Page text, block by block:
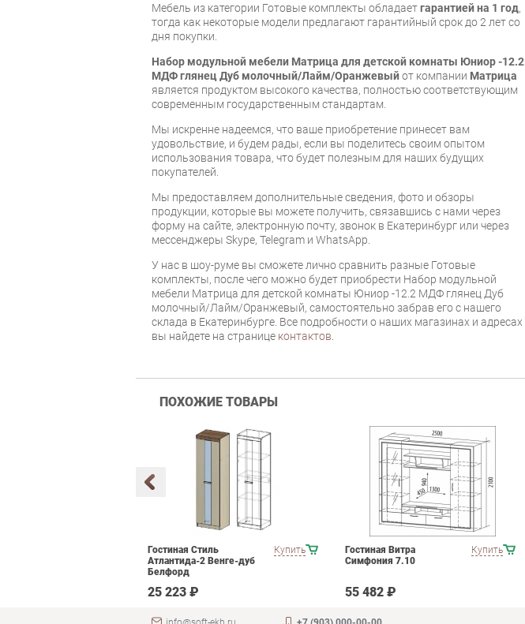
Мебель из категории Готовые комплекты обладаетгарантией на 1 год,
тогда как некоторые модели предлагают гарантийный срок до 2 лет со
дня покупки.
Набор модульной мебели Матрица для детской комнаты Юниор -12.2
МДФ глянец Дуб молочный/Лайм/Оранжевыйот компании Матрица
является продуктом высокого качества, полностью соответствующим
современным государственным стандартам.
Мы искренне надеемся, что ваше приобретение принесет вам
удовольствие, и будем рады, если вы поделитесь своим опытом
использования товара, что будет полезным для наших будущих
покупателей.
Мы предоставляем дополнительные сведения, фото и обзоры
продукции, которые вы можете получить, связавшись с нами через
форму на сайте, электронную почту, звонок в Екатеринбург или через
мессенджеры Skype, Telegram и WhatsApp.
У нас в шоу-руме вы сможете лично сравнить разные Готовые
комплекты, после чего можно будет приобрести Набор модульной
мебели Матрица для детской комнаты Юниор -12.2 МДФ глянец Дуб
молочный/Лайм/Оранжевый, самостоятельно забрав его с нашего
склада в Екатеринбурге. Все подробности о наших магазинах и адресах
вы найдете на странице контактов
ПОХОЖИЕ ТОВАРЫ
Купить
Гостиная Стиль
Атлантида-2 Венге-дуб
Белфорд
25 223 ₽
Купить
Гостиная Витра
Симфония 7.10
55 482 ₽